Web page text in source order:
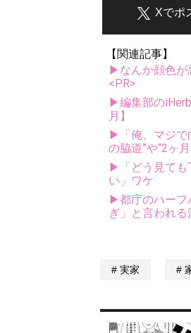
Xでポ
【関連記事】
▶なんか顔色が
<PR>
▶編集部の
月】
▶「俺、マジで
の脇道”や“2ヶ
▶「どう見ても
い」ワケ
▶都庁のハーフ
ぎ」と言われ
実家